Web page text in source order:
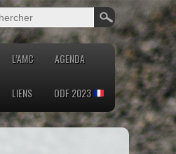
L’AMC AGENDA
LIENS ODF 2023